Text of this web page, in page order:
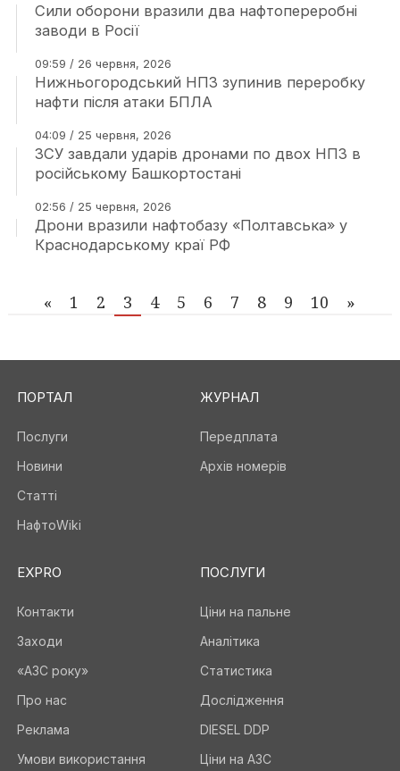
Сили оборони вразили два нафтопереробні
заводи в Росії
09:59 / 26 червня, 2026
Нижньогородський НПЗ зупинив переробку
нафти після атаки БПЛА
04:09 / 25 червня, 2026
ЗСУ завдали ударів дронами по двох НПЗ в
російському Башкортостані
02:56 / 25 червня, 2026
Дрони вразили нафтобазу «Полтавська» у
Краснодарському краї РФ
« 1 2 3 4 5 6 7 8 9 10 »
ПОРТАЛ
Послуги
Новини
Статті
НафтоWiki
ЖУРНАЛ
Передплата
Архів номерів
EXPRO
Контакти
Заходи
«АЗС року»
Про нас
Реклама
Умови використання
ПОСЛУГИ
Ціни на пальне
Аналітика
Статистика
Дослідження
DIESEL DDP
Ціни на АЗС